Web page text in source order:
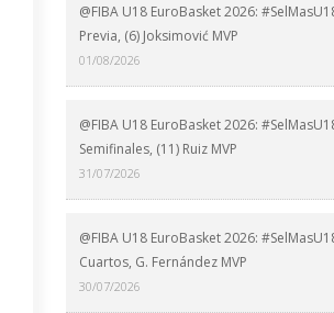
@FIBA U18 EuroBasket 2026:
Previa, (6) Joksimović MVP
01/08/2026
@FIBA U18 EuroBasket 2026:
Semifinales, (11) Ruiz MVP
31/07/2026
@FIBA U18 EuroBasket 2026:
Cuartos, G. Fernández MVP
30/07/2026